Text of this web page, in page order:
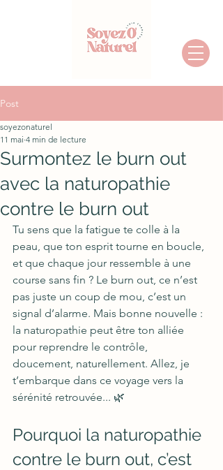
Post
Surmontez le burn out
avec la naturopathie
contre le burn out
soyezonaturel
11 mai 4 min de lecture
Tu sens que la fatigue te colle à la
peau, que ton esprit tourne en boucle,
et que chaque jour ressemble à une
course sans fin ? Le burn out, ce n’est
pas juste un coup de mou, c’est un
signal d’alarme. Mais bonne nouvelle :
la naturopathie peut être ton alliée
pour reprendre le contrôle,
doucement, naturellement. Allez, je
t’embarque dans ce voyage vers la
sérénité retrouvée... 🌿
Pourquoi la naturopathie
contre le burn out, c’est